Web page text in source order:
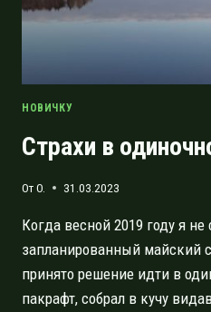
НОВИЧКУ
Страхи в
ОтO. 31.03.2023
Когда весной 2019 году я
запланированный майский
принято решение идти в
пакрафт, собрал в кучу